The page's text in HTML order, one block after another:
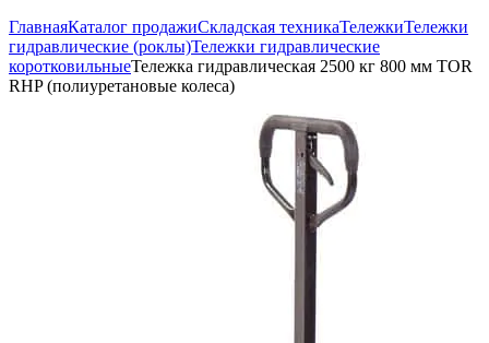
ГлавнаяКаталог продажиСкладская техникаТележкиТележки
гидравлические (роклы)Тележки гидравлические
коротковильныеТележка гидравлическая 2500 кг 800 мм TOR
RHP (полиуретановые колеса)